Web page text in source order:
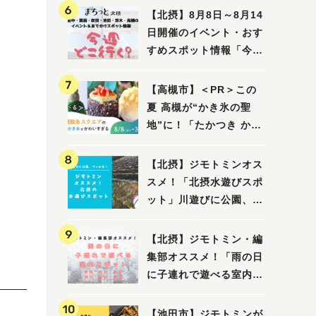
【北摂】8月8日～8月14
日開催のイベント・おす
すめスポット情報「今週
面・吹田・池田・茨木・
高槻）
【高槻市】＜PR＞この
夏 高槻が“かき氷の聖
地”に！「たかつき かき
8日（土）～31日（月）
【北摂】ジモトミンオス
スメ！「北摂水遊びスポ
ット」川遊びに公園、プ
吹田・茨木・高槻）
【北摂】ジモトミン・編
集部オススメ！「雨の日
に子連れで遊べる室内ス
箕面・吹田・豊中・茨